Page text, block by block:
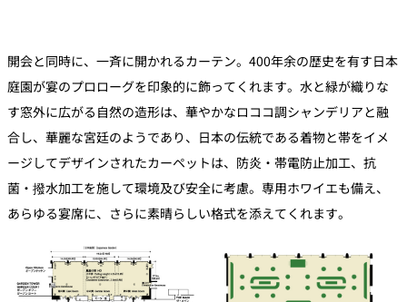
OUTRIGGER
バー
バー カプリ ェ SKY BAR & BAR
トレーダーヴ
ィックス 東京
バー
RANSEN はな
れ
ルームサービ
ス
開会と同時に、一斉に開かれるカーテン。400年余の歴史を有す日本
庭園が宴のプロローグを印象的に飾ってくれます。水と緑が織りな
す窓外に広がる自然の造形は、華やかなロココ調シャンデリアと融
合し、華麗な宮廷のようであり、日本の伝統である着物と帯をイメ
ージしてデザインされたカーペットは、防炎・帯電防止加工、抗
菌・撥水加工を施して環境及び安全に考慮。専用ホワイエも備え、
あらゆる宴席に、さらに素晴らしい格式を添えてくれます。